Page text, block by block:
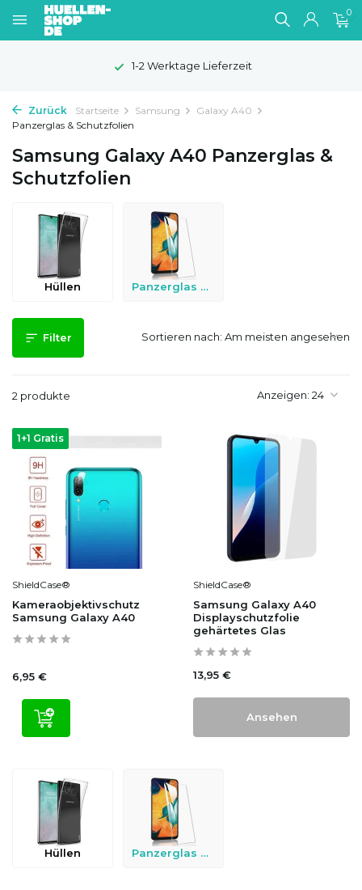
0
1-2 Werktage Lieferzeit
Zurück Startseite Samsung
Galaxy A40
Panzerglas & Schutzfolien
Samsung Galaxy A40 Panzerglas &
Schutzfolien
Hüllen Panzerglas & Schutzfolien
Filter
2 produkte Anzeigen:
Sortieren nach:
1+1 Gratis
ShieldCase®
Kameraobjektivschutz
Samsung Galaxy A40
6,95 €
ShieldCase®
Samsung Galaxy A40
Displayschutzfolie
gehärtetes Glas
13,95 €
Ansehen
Hüllen Panzerglas & Schutzfolien